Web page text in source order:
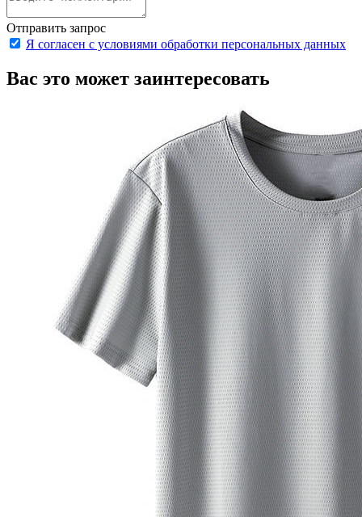
Отправить запрос
Я согласен с условиями обработки персональных данных
Вас это может заинтересовать